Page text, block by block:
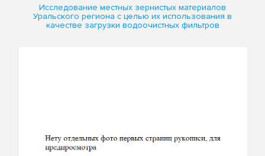
Исследование местных зернистых материалов
Уральского региона с целью их использования в
качестве загрузки водоочистных фильтров